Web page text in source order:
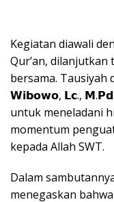
Kegiatan diawali
Qur’an, dilanjutkan
bersama.
𝗪𝗶𝗯𝗼𝘄𝗼, 𝗟𝗰.,
untuk meneladani
momentum
kepada Allah SWT.
Dalam
menegaskan